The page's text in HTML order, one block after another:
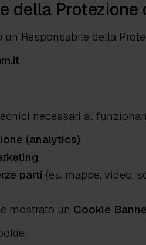
della Protezione
Responsabile della
necessari al
(analytics);
;
parti (es. mappe, video,
mostrato un Cookie